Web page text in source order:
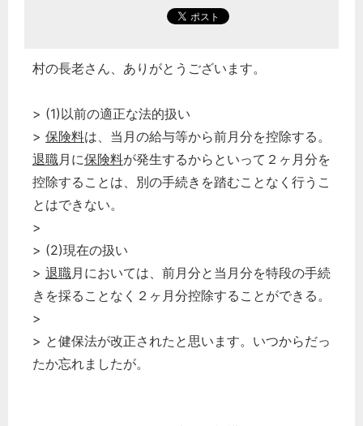
村の長老さん、ありがとうございます。
> (1)以前の適正な法的扱い
> 保険料は、当月の給与等から前月分を控除する。
退職月に保険料が発生するからといって２ヶ月分を
控除することは、別の手続きを踏むことなく行うこ
とはできない。
>
> (2)現在の扱い
> 退職月においては、前月分と当月分を特段の手続
きを採ることなく２ヶ月分控除することができる。
>
> と健保法が改正されたと思います。いつからだっ
たか忘れましたが。